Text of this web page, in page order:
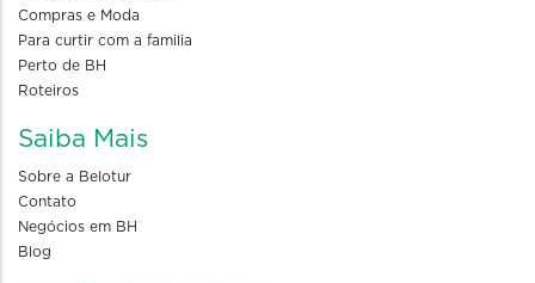
Compras e Moda
Para curtir com a familia
Perto de BH
Roteiros
Saiba Mais
Sobre a Belotur
Contato
Negócios em BH
Blog